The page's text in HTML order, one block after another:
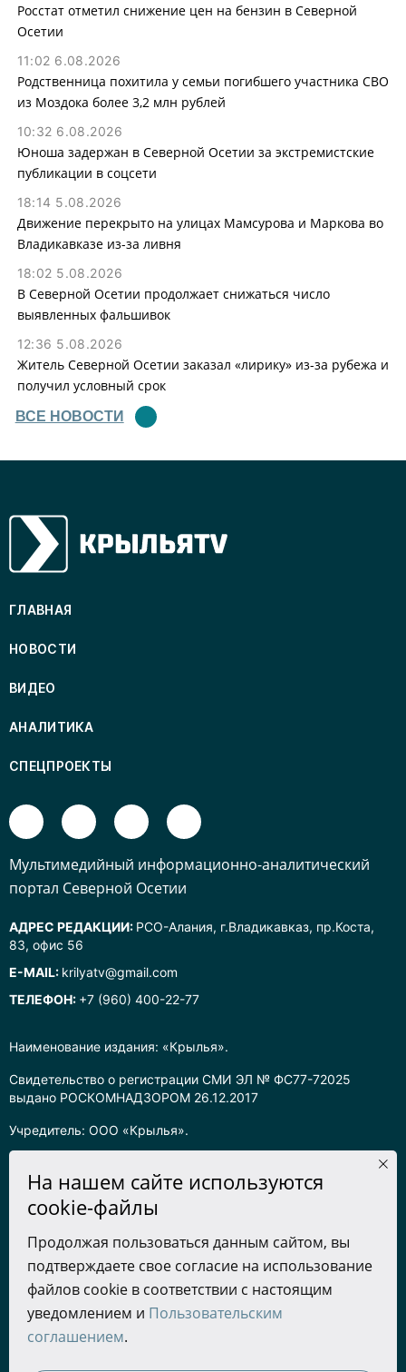
Росстат отметил снижение цен на бензин в Северной
Осетии
11:02 6.08.2026
Родственница похитила у семьи погибшего участника СВО
из Моздока более 3,2 млн рублей
10:32 6.08.2026
Юноша задержан в Северной Осетии за экстремистские
публикации в соцсети
18:14 5.08.2026
Движение перекрыто на улицах Мамсурова и Маркова во
Владикавказе из-за ливня
18:02 5.08.2026
В Северной Осетии продолжает снижаться число
выявленных фальшивок
12:36 5.08.2026
Житель Северной Осетии заказал «лирику» из-за рубежа и
получил условный срок
ВСЕ НОВОСТИ
Наименование издания: «Крылья».
Свидетельство о регистрации СМИ ЭЛ № ФС77-72025
выдано РОСКОМНАДЗОРОМ 26.12.2017
Учредитель: ООО «Крылья».
Информация на сайте предназначена для лиц старше 16 лет.
защищены в соответствии с российским законодательством
об интеллектуальной собственности. Любое использование
текстовых, фото, аудио и видеоматериалов возможно только
с согласия правообладателя (ООО «Крылья») и при строгом
наличии ссылки на ресурс. Для сетевых ресурсов –
гиперссылка.
ГЛАВНАЯ
НОВОСТИ
ВИДЕО
АНАЛИТИКА
СПЕЦПРОЕКТЫ
Mультимедийный информационно-аналитический
портал Северной Осетии
АДРЕС РЕДАКЦИИ: РСО-Алания, г.Владикавказ, пр.Коста,
83, офис 56
E-MAIL: krilyatv@gmail.com
ТЕЛЕФОН: +7 (960) 400-22-77
На нашем сайте используются
cookie-файлы
Продолжая пользоваться данным сайтом, вы
подтверждаете свое согласие на использование
файлов cookie в соответствии с настоящим
уведомлением и Пользовательским
соглашением.